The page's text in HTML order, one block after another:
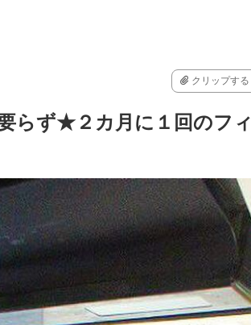
クリップする
らず★２カ月に１回のフィ